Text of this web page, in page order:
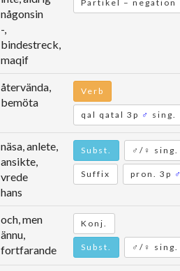
någonsin
-,
bindestreck,
maqif
Partikel – negation
återvända,
bemöta
Verb
qal qatal 3p ♂ sing.
näsa, anlete,
ansikte,
vrede
hans
Subst. ♂/♀ sing.
Suffix pron. 3p
och, men
ännu,
fortfarande
Konj.
Subst. ♂/♀ sing.